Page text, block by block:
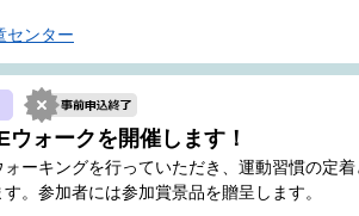
センター
ウォークを開催します！
ーキングを行っていただき、運動習慣の定
。参加者には参加賞景品を贈呈します。